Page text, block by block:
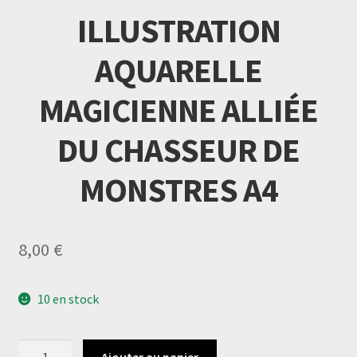
ILLUSTRATION
AQUARELLE
MAGICIENNE ALLIÉE
DU CHASSEUR DE
MONSTRES A4
8,00 €
10 en stock